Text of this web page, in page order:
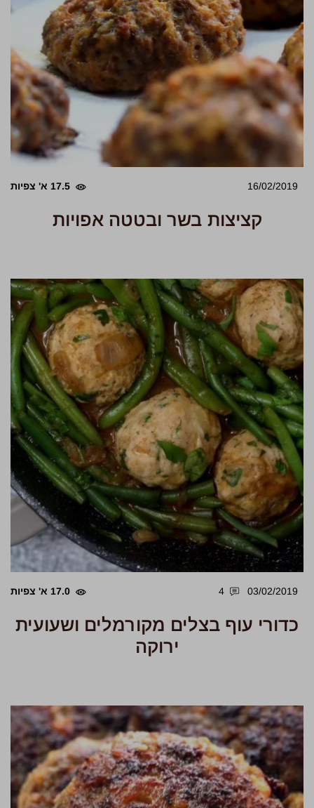
16/02/2019 17.5 א' צפיות
קציצות בשר ובטטה אפויות
03/02/2019
4 17.0 א' צפיות
כדורי עוף בצלים מקורמלים ושעועית
ירוקה